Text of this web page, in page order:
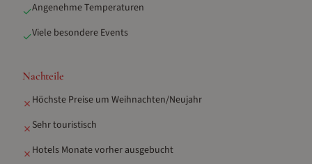
✓Angenehme Temperaturen
✓Viele besondere Events
Nachteile
✗ Höchste Preise um Weihnachten/Neujahr
✗ Sehr touristisch
✗ Hotels Monate vorher ausgebucht